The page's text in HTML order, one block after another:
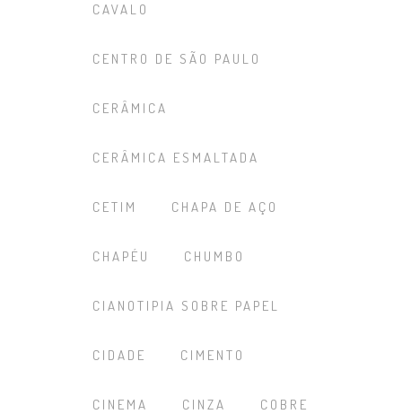
CAVALO
CENTRO DE SÃO PAULO
CERÂMICA
CERÂMICA ESMALTADA
CETIM CHAPA DE AÇO
CHAPÉU CHUMBO
CIANOTIPIA SOBRE PAPEL
CIDADE CIMENTO
CINEMA CINZA COBRE